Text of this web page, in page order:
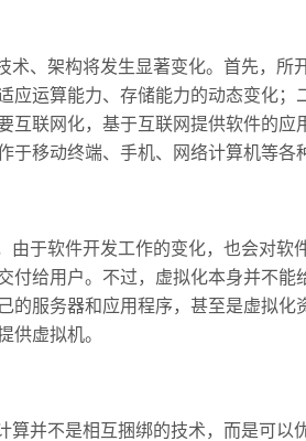
术、架构将发生显著变化。首先，所
应运算能力、存储能力的动态变化
互联网化，基于互联网提供软件的
于移动终端、手机、网络计算机等各
由于软件开发工作的变化，也会对软
付给用户。不过，虚拟化本身并不
的服务器和应用程序，甚至是虚拟
供虚拟机。
算并不是相互捆绑的技术，而是可以